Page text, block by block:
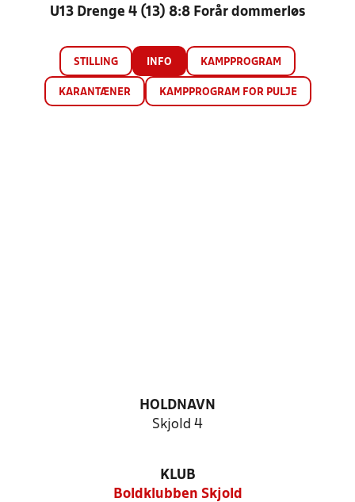
U13 Drenge 4 (13) 8:8 Forår dommerløs
STILLING INFO KAMPPROGRAM
KARANTÆNER KAMPPROGRAM FOR PULJE
HOLDNAVN
Skjold 4
KLUB
Boldklubben Skjold